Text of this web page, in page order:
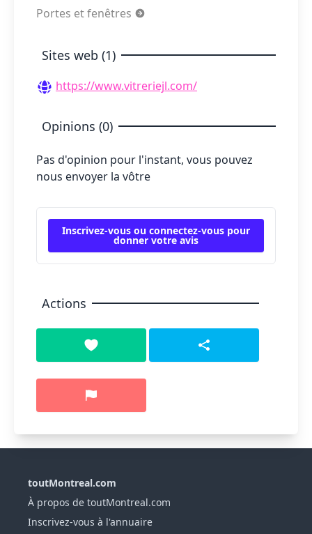
Portes et fenêtres
Sites web (1)
https://www.vitreriejl.com/
Opinions (0)
Pas d'opinion pour l'instant, vous pouvez
nous envoyer la vôtre
Inscrivez-vous ou connectez-vous pour
donner votre avis
Actions
toutMontreal.com
À propos de toutMontreal.com
Inscrivez-vous à l'annuaire